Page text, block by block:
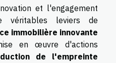
et l'engagement
véritables leviers de
immobilière innovante
en œuvre d'actions
de l'empreinte